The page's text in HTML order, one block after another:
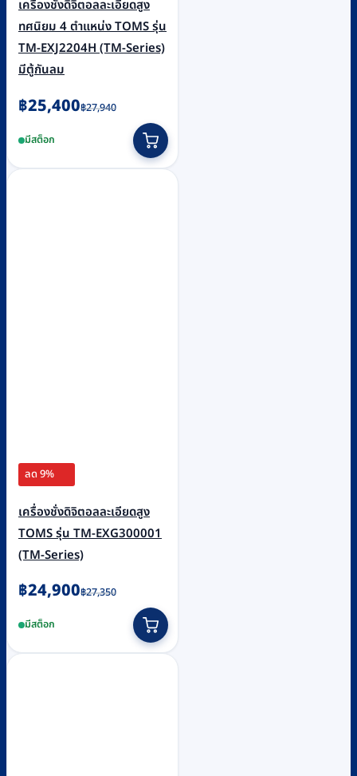
เครื่องชั่งดิจิตอลละเอียดสูง
ทศนิยม 4 ตำแหน่ง TOMS รุ่น
TM-EXJ2204H (TM-Series)
มีตู้กันลม
฿27,940
Original
was:
฿27,940.
฿25,400
Current
is:
฿25,400.
มีสต็อก
ลด 9%
เครื่องชั่งดิจิตอลละเอียดสูง
TOMS รุ่น TM-EXG300001
(TM-Series)
฿27,350
Original
was:
฿27,350.
฿24,900
Current
is:
฿24,900.
มีสต็อก